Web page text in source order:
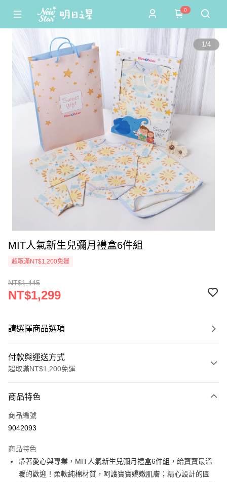
0
1/4
MIT人氣新生兒彌月禮盒6件組
超取滿NT$1,200免運
NT$1,445
NT$1,299
請選擇商品選項
付款與運送方式
超取滿NT$1,200免運
信用卡一次付款
超商取貨付款
Apple Pay
ATM付款
商品特色
商品編號
9042093
商品特色
帶著愛心與專業，MIT人氣新生兒彌月禮盒6件組，給寶寶最溫
暖的歡迎！柔軟純棉材質，呵護寶寶嬌嫩肌膚；精心設計的圖